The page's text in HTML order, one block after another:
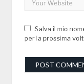
Salva il mio
per la prossima